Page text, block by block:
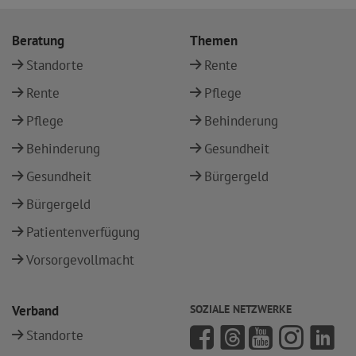
Beratung
Standorte
Rente
Pflege
Behinderung
Gesundheit
Bürgergeld
Patientenverfügung
Vorsorgevollmacht
Themen
Rente
Pflege
Behinderung
Gesundheit
Bürgergeld
Verband
Standorte
SOZIALE NETZWERKE